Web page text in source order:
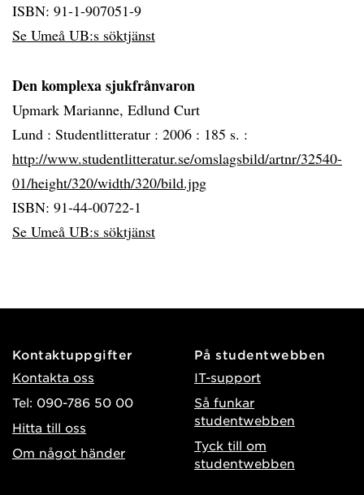
ISBN: 91-1-907051-9
Se Umeå UB:s söktjänst
Den komplexa sjukfrånvaron
Upmark Marianne, Edlund Curt
Lund : Studentlitteratur : 2006 : 185 s. :
http://www.studentlitteratur.se/omslagsbild/artnr/32540-
01/height/320/width/320/bild.jpg
ISBN: 91-44-00722-1
Se Umeå UB:s söktjänst
Kontaktuppgifter
Kontakta oss
Tel: 090-786 50 00
Hitta till oss
Om något händer
På studentwebben
IT-support
Så funkar
studentwebben
Tyck till om
studentwebben